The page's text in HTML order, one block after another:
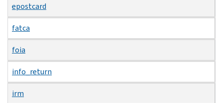
epostcard
fatca
foia
info_return
irm